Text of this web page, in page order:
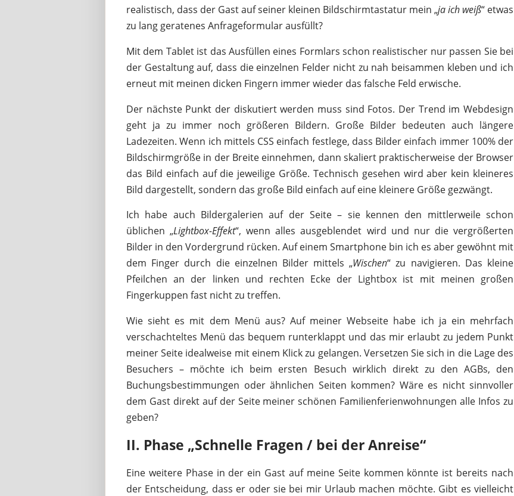
realistisch, dass der Gast auf seiner kleinen Bildschirmtastatur mein „ja ich weiß“ etwas
zu lang geratenes Anfrageformular ausfüllt?
Mit dem Tablet ist das Ausfüllen eines Formlars schon realistischer nur passen Sie bei
der Gestaltung auf, dass die einzelnen Felder nicht zu nah beisammen kleben und ich
erneut mit meinen dicken Fingern immer wieder das falsche Feld erwische.
Der nächste Punkt der diskutiert werden muss sind Fotos. Der Trend im Webdesign
geht ja zu immer noch größeren Bildern. Große Bilder bedeuten auch längere
Ladezeiten. Wenn ich mittels CSS einfach festlege, dass Bilder einfach immer 100% der
Bildschirmgröße in der Breite einnehmen, dann skaliert praktischerweise der Browser
das Bild einfach auf die jeweilige Größe. Technisch gesehen wird aber kein kleineres
Bild dargestellt, sondern das große Bild einfach auf eine kleinere Größe gezwängt.
Ich habe auch Bildergalerien auf der Seite – sie kennen den mittlerweile schon
üblichen „Lightbox-Effekt“, wenn alles ausgeblendet wird und nur die vergrößerten
Bilder in den Vordergrund rücken. Auf einem Smartphone bin ich es aber gewöhnt mit
dem Finger durch die einzelnen Bilder mittels „Wischen“ zu navigieren. Das kleine
Pfeilchen an der linken und rechten Ecke der Lightbox ist mit meinen großen
Fingerkuppen fast nicht zu treffen.
Wie sieht es mit dem Menü aus? Auf meiner Webseite habe ich ja ein mehrfach
verschachteltes Menü das bequem runterklappt und das mir erlaubt zu jedem Punkt
meiner Seite idealweise mit einem Klick zu gelangen. Versetzen Sie sich in die Lage des
Besuchers – möchte ich beim ersten Besuch wirklich direkt zu den AGBs, den
Buchungsbestimmungen oder ähnlichen Seiten kommen? Wäre es nicht sinnvoller
dem Gast direkt auf der Seite meiner schönen Familienferienwohnungen alle Infos zu
geben?
II. Phase „Schnelle Fragen / bei der Anreise“
Eine weitere Phase in der ein Gast auf meine Seite kommen könnte ist bereits nach
der Entscheidung, dass er oder sie bei mir Urlaub machen möchte. Gibt es vielleicht